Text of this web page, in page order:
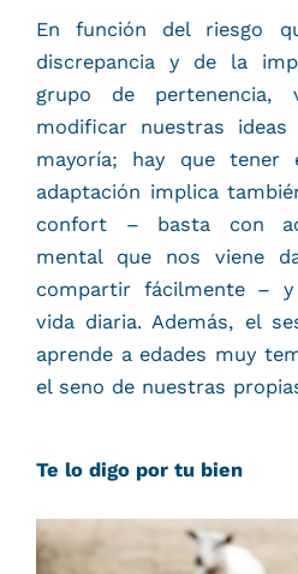
En función del riesgo
discrepancia y de la
grupo de
modificar nuestras
mayoría; hay que tener
adaptación implica
confort – basta con
mental que nos viene
compartir fácilmente –
vida diaria. Además, el
aprende a edades muy
el seno de nuestras
Te lo digo por tu bien